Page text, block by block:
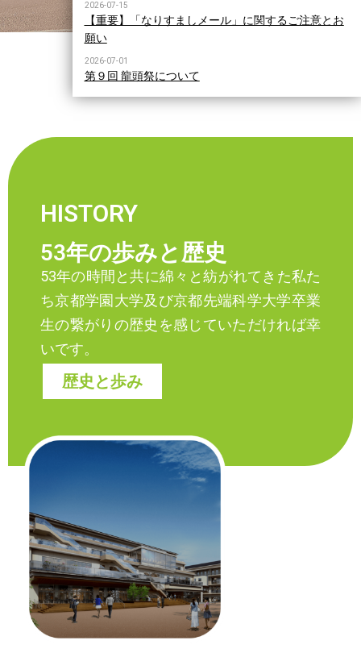
2026-07-15
【重要】「なりすましメール」に関するご注意とお
願い
2026-07-01
第９回 龍頭祭について
HISTORY
53年の歩みと歴史
53年の時間と共に綿々と紡がれてきた私た
ち京都学園大学及び京都先端科学大学卒業
生の繋がりの歴史を感じていただければ幸
いです。
歴史と歩み